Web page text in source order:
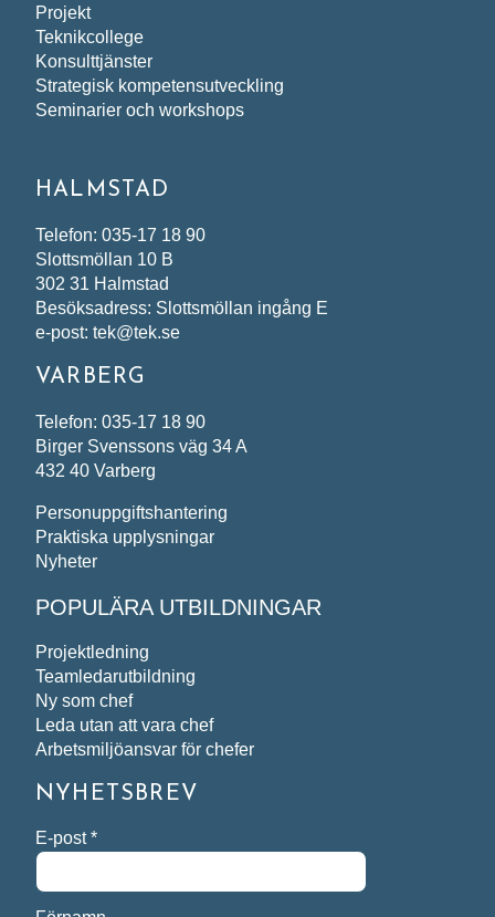
Projekt
Teknikcollege
Konsulttjänster
Strategisk kompetensutveckling
Seminarier och workshops
HALMSTAD
Telefon: 035-17 18 90
Slottsmöllan 10 B
302 31 Halmstad
Besöksadress: Slottsmöllan ingång E
e-post: tek@tek.se
VARBERG
Telefon: 035-17 18 90
Birger Svenssons väg 34 A
432 40 Varberg
Personuppgiftshantering
Praktiska upplysningar
Nyheter
POPULÄRA UTBILDNINGAR
Projektledning
Teamledarutbildning
Ny som chef
Leda utan att vara chef
Arbetsmiljöansvar för chefer
NYHETSBREV
E-post*